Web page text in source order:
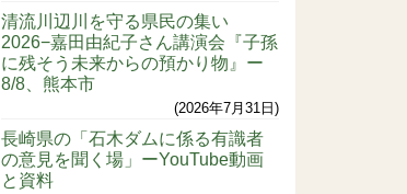
清流川辺川を守る県民の集い
2026−嘉田由紀子さん講演会『子孫
に残そう未来からの預かり物』ー
8/8、熊本市
2026年7月31日
長崎県の「石木ダムに係る有識者
の意見を聞く場」ーYouTube動画
と資料